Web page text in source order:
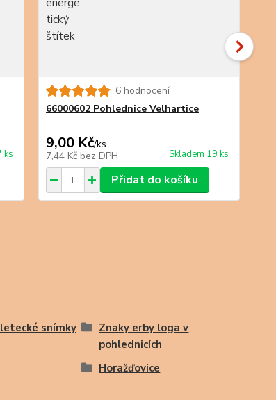
ks
6 hodnocení
66000602 Pohlednice Velhartice
9,00 Kč/ks
7,44 Kč bez DPH Skladem 19 ks
Přidat do košíku
snímky
Znaky erby loga v
pohlednicích
Horažďovice